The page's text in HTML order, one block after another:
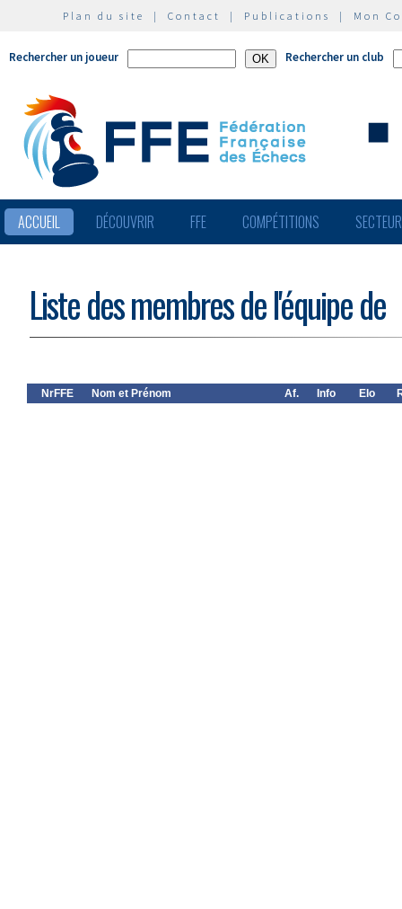
Plan du site | Contact | Publications | Mon
Rechercher un joueur Rechercher un club
ACCUEIL DÉCOUVRIR FFE COMPÉTITIONS
Liste des membres de l'équipe de
NrFFE Nom et Prénom Af. Info Elo